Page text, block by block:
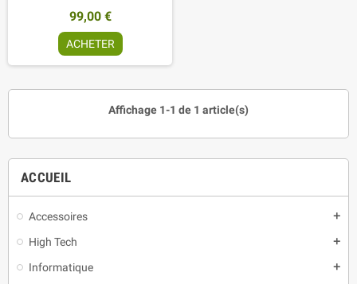
ACCUEIL
Accessoires add
High Tech add
Informatique add
99,00 €
ACHETER
Affichage 1-1 de 1 article(s)